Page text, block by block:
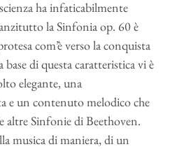
ha infaticabilmente
la Sinfonia op. 60 è
com’è verso la conquista
di questa caratteristica vi è
elegante, una
e un contenuto melodico che
altre Sinfonie di Beethoven.
musica di maniera, di un